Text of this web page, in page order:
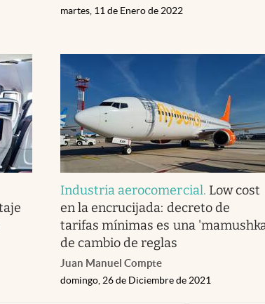
martes, 11 de Enero de 2022
Industria aerocomercial. Low cost
en la encrucijada: decreto de
tarifas mínimas es una
de cambio de reglas
Juan Manuel Compte
domingo, 26 de Diciembre de 2021